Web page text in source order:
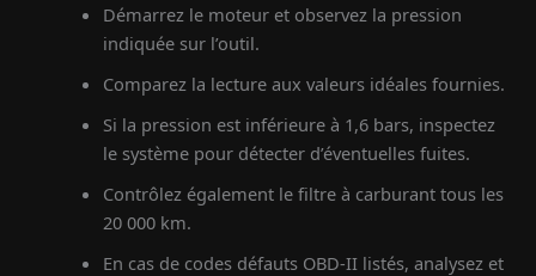
Démarrez le moteur et observez la pression
indiquée sur l’outil.
Comparez la lecture aux valeurs idéales fournies.
Si la pression est inférieure à 1,6 bars, inspectez
le système pour détecter d’éventuelles fuites.
Contrôlez également le filtre à carburant tous les
20 000 km.
En cas de codes défauts OBD-II listés, analysez et